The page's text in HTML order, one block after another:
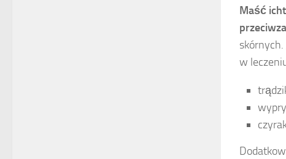
Maść
w